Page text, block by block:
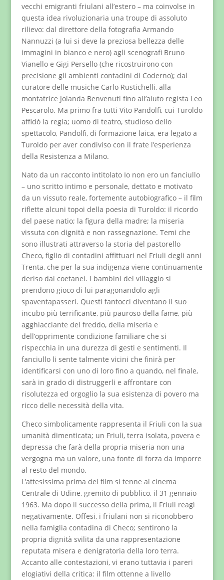
vecchi emigranti friulani all’estero – ma coinvolse in
questa idea rivoluzionaria una troupe di assoluto
rilievo: dal direttore della fotografia Armando
Nannuzzi (a lui si deve la preziosa bellezza delle
immagini in bianco e nero) agli scenografi Bruno
Vianello e Gigi Persello (che ricostruirono con
precisione gli ambienti contadini di Coderno); dal
curatore delle musiche Carlo Rustichelli, alla
montatrice Jolanda Benvenuti fino all’aiuto regista Leo
Pescarolo. Ma primo fra tutti Vito Pandolfi, cui Turoldo
affidò la regia; uomo di teatro, studioso dello
spettacolo, Pandolfi, di formazione laica, era legato a
Turoldo per aver condiviso con il frate l’esperienza
della Resistenza a Milano.
Nato da un racconto intitolato Io non ero un fanciullo
– uno scritto intimo e personale, dettato e motivato
da un vissuto reale, fortemente autobiografico – il film
riflette alcuni topoi della poesia di Turoldo: il ricordo
del paese natio; la figura della madre; la miseria
vissuta con dignità e non rassegnazione. Temi che
sono illustrati attraverso la storia del pastorello
Checo, figlio di contadini affittuari nel Friuli degli anni
Trenta, che per la sua indigenza viene continuamente
deriso dai coetanei. I bambini del villaggio si
prendono gioco di lui paragonandolo agli
spaventapasseri. Questi fantocci diventano il suo
incubo più terrificante, più pauroso della fame, più
agghiacciante del freddo, della miseria e
dell’opprimente condizione familiare che si
rispecchia in una durezza di gesti e sentimenti. Il
fanciullo li sente talmente vicini che finirà per
identificarsi con uno di loro fino a quando, nel finale,
sarà in grado di distruggerli e affrontare con
risolutezza ed orgoglio la sua esistenza di povero ma
ricco delle necessità della vita.
Checo simbolicamente rappresenta il Friuli con la sua
umanità dimenticata; un Friuli, terra isolata, povera e
depressa che farà della propria miseria non una
vergogna ma un valore, una fonte di forza da imporre
al resto del mondo.
L’attesissima prima del film si tenne al cinema
Centrale di Udine, gremito di pubblico, il 31 gennaio
1963. Ma dopo il successo della prima, il Friuli reagì
negativamente. Offesi, i friulani non si riconobbero
nella famiglia contadina di Checo; sentirono la
propria dignità svilita da una rappresentazione
reputata misera e denigratoria della loro terra.
Accanto alle contestazioni, vi erano tuttavia i pareri
elogiativi della critica: il film ottenne a livello